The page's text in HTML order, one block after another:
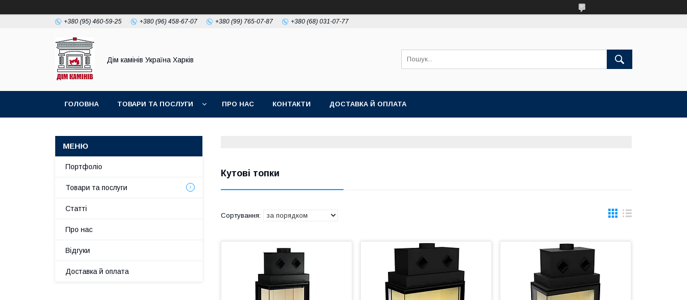
+380 (95) 460-59-25 +380 (96) 458-67-07 +380 (99) 765-07-87 +380 (68) 031-07-77
Дім камінів Україна Харків
ГОЛОВНА ТОВАРИ ТА ПОСЛУГИ ПРО НАС КОНТАКТИ ДОСТАВКА Й ОПЛАТА
Кутові топки
Портфоліо
Товари та послуги
Статті
Про нас
Відгуки
Доставка й оплата